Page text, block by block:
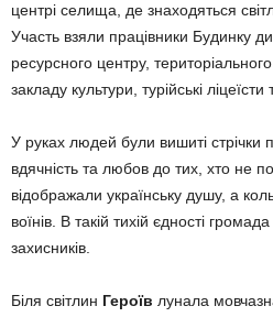
центрі селища, де знаходяться
Участь взяли працівники Будинку
ресурсного центру,
закладу культури, турійські ліцеїсти
У руках людей були вишиті стрічки
вдячність та любов до тих, хто не
відображали українську душу, а
воїнів. В такій тихій єдності
захисників.
Біля світлин Героїв лунала